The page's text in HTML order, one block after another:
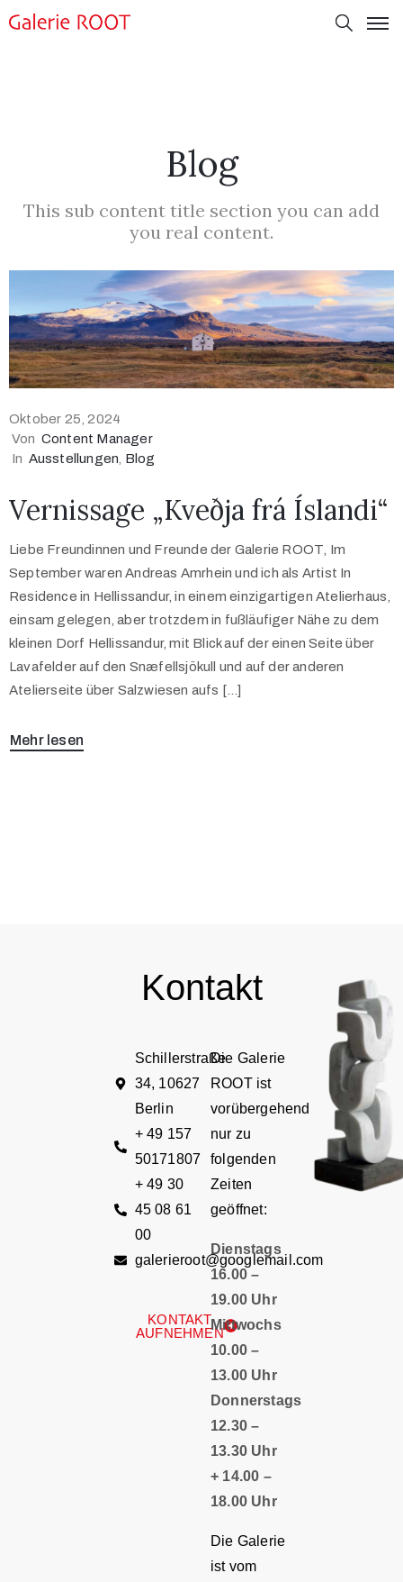
Blog
This sub content title section you can add
you real content.
Oktober 25, 2024
Von Content Manager
In Ausstellungen Blog
Vernissage „Kveðja frá Íslandi“
Liebe Freundinnen und Freunde der Galerie ROOT, Im
September waren Andreas Amrhein und ich als Artist In
Residence in Hellissandur, in einem einzigartigen Atelierhaus,
einsam gelegen, aber trotzdem in fußläufiger Nähe zu dem
kleinen Dorf Hellissandur, mit Blick auf der einen Seite über
Lavafelder auf den Snæfellsjökull und auf der anderen
Atelierseite über Salzwiesen aufs […]
Mehr lesen
Kontakt
Schillerstraße
34, 10627
Berlin
+ 49 157
50171807
+ 49 30
45 08 61
00
galerieroot@googlemail.com
KONTAKT
AUFNEHMEN
Die Galerie
ROOT ist
vorübergehend
nur zu
folgenden
Zeiten
geöffnet:
Dienstags
16.00 –
19.00 Uhr
Mittwochs
10.00 –
13.00 Uhr
Donnerstags
12.30 –
13.30 Uhr
+ 14.00 –
18.00 Uhr
Die Galerie
ist vom